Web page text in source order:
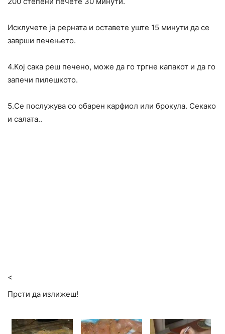
Исклучете ја рерната и оставете уште 15 минути да се
заврши печењето.
4.Кој сака реш печено, може да го тргне капакот и да го
запечи пилешкото.
5.Се послужува со обарен карфиол или брокула. Секако
и салата..
<
Прсти да излижеш!